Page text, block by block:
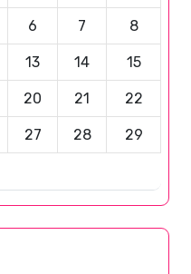
6 7 8
13 14 15
20 21 22
27 28 29